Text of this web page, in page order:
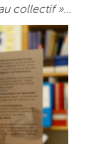
collectif »…